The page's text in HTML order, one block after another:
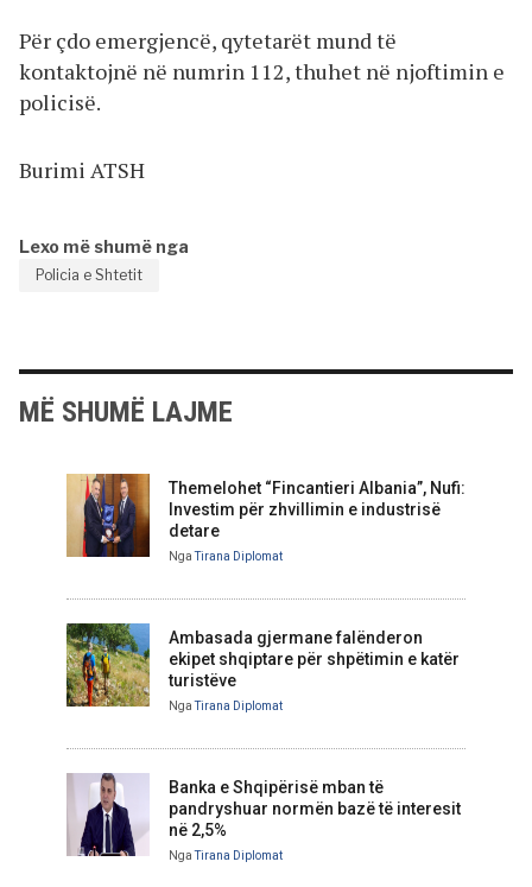
Për çdo emergjencë, qytetarët mund të
kontaktojnë në numrin 112, thuhet në njoftimin e
policisë.
Burimi ATSH
Lexo më shumë nga
Policia e Shtetit
MË SHUMË LAJME
Themelohet “Fincantieri Albania”, Nufi:
Investim për zhvillimin e industrisë
detare
NgaTirana Diplomat
Ambasada gjermane falënderon
ekipet shqiptare për shpëtimin e katër
turistëve
NgaTirana Diplomat
Banka e Shqipërisë mban të
pandryshuar normën bazë të interesit
në 2,5%
NgaTirana Diplomat